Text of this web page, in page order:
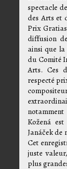
spectacle
des Arts et
Prix
diffusion
ainsi que
du Comité
Arts. Ces
respecté
Kožená
Janáček de
Cet
juste
plus